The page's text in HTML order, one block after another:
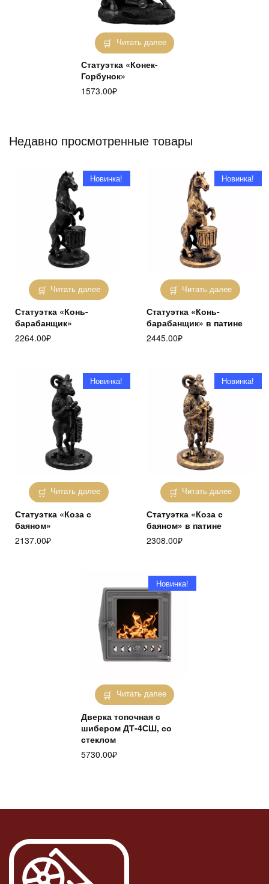
Читать далее
Статуэтка «Конек-
Горбунок»
1573.00₽
Недавно просмотренные товары
Читать далее
Новинка!
Статуэтка «Конь-
барабанщик»
2264.00₽
Читать далее
Новинка!
Статуэтка «Конь-
барабанщик» в патине
2445.00₽
Читать далее
Новинка!
Статуэтка «Коза с
баяном»
2137.00₽
Читать далее
Новинка!
Статуэтка «Коза с
баяном» в патине
2308.00₽
Читать далее
Новинка!
Дверка топочная с
шибером ДТ-4СШ, со
стеклом
5730.00₽